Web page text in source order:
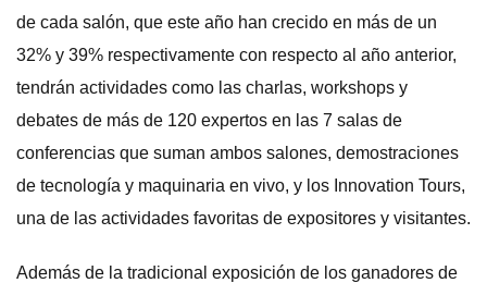
de cada salón, que este año han crecido en más de un
32% y 39% respectivamente con respecto al año anterior,
tendrán actividades como las charlas, workshops y
debates de más de 120 expertos en las 7 salas de
conferencias que suman ambos salones, demostraciones
de tecnología y maquinaria en vivo, y los Innovation Tours,
una de las actividades favoritas de expositores y visitantes.
Además de la tradicional exposición de los ganadores de